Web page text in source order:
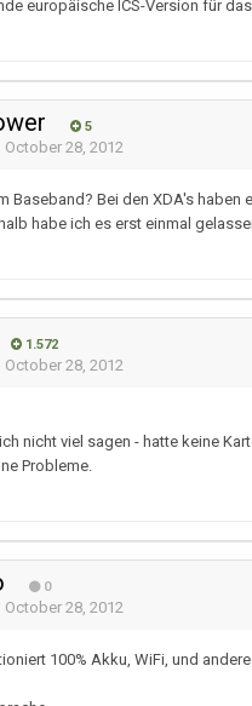
europäische ICS-Version für das
5
October 28, 2012
Baseband? Bei den XDA's haben
habe ich es erst einmal
1.572
October 28, 2012
nicht viel sagen - hatte keine
Probleme.
0
October 28, 2012
100% Akku, WiFi, und